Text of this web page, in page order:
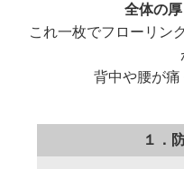
全体の
これ一枚でフローリン
背中や腰が痛
１．